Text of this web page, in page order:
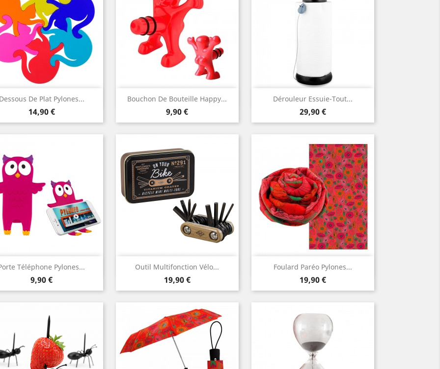
De Plat Pylones...
Prix
14,90 €
Aperçu rapide Bouchon De Bouteille Happy...
Prix
9,90 €
 Aperçu rapide Dérouleur Essuie-Tout...
Prix
29,90 €
Aperçu rapide
Téléphone Pylones...
Prix
9,90 €
Aperçu rapide Outil Multifonction Vélo...
Prix
19,90 €
Aperçu rapide Foulard Paréo Pylones...
Prix
19,90 €
Aperçu rapide